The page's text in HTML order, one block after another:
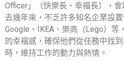
Officer」（快樂長、幸福長），
去幾年來，不乏許多知名企業設
Google、IKEA、樂高（Lego）等
的幸福感，確保他們從任務中找
時，維持工作的動力與熱情。